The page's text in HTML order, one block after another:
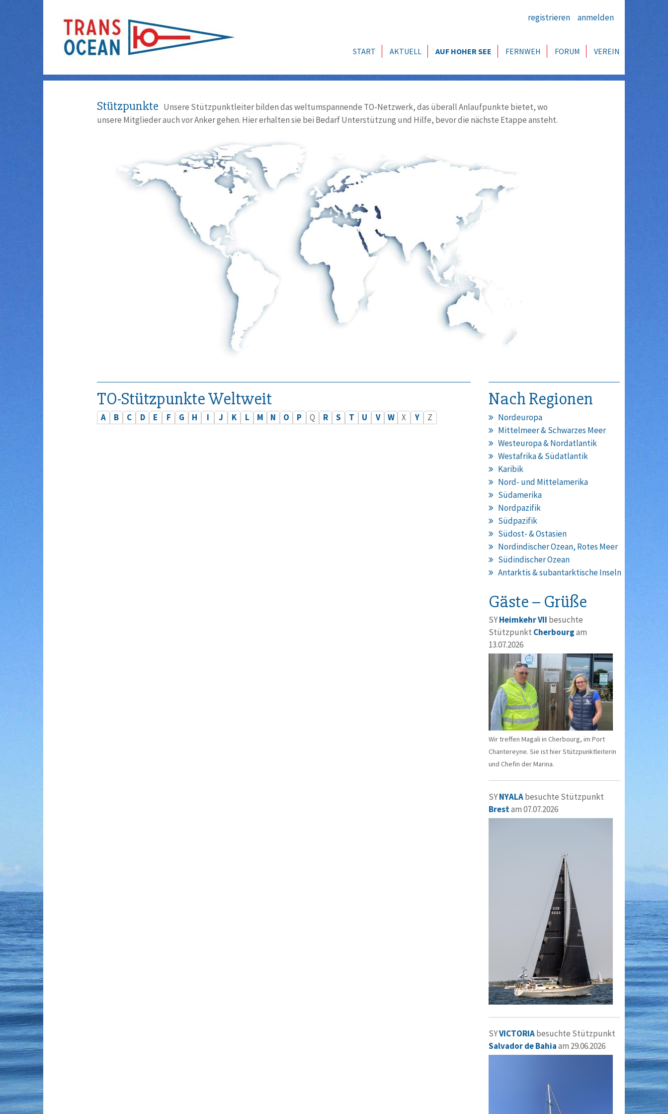
registrieren anmelden
START AKTUELL AUF HOHER SEE FERNWEH FORUM VEREIN
Stützpunkte Unsere Stützpunktleiter bilden das weltumspannende TO-Netzwerk, das überall Anlaufpunkte bietet, wo
unsere Mitglieder auch vor Anker gehen. Hier erhalten sie bei Bedarf Unterstützung und Hilfe, bevor die nächste Etappe ansteht.
TO-Stützpunkte Weltweit
A B C D E F G H I J K L M N O P Q R S T U V W X Y Z
Nach Regionen
Nordeuropa
Mittelmeer & Schwarzes Meer
Westeuropa & Nordatlantik
Westafrika & Südatlantik
Karibik
Nord- und Mittelamerika
Südamerika
Nordpazifik
Südpazifik
Südost- & Ostasien
Nordindischer Ozean, Rotes Meer
Südindischer Ozean
Antarktis & subantarktische Inseln
Gäste – Grüße
SYHeimkehr VII besuchte
Stützpunkt Cherbourgam
13.07.2026
Wir treffen Magali in Cherbourg, im Port
Chantereyne. Sie ist hier Stützpunktleiterin
und Chefin der Marina.
SYNYALAbesuchte Stützpunkt
Brestam 07.07.2026
SYVICTORIAbesuchte Stützpunkt
Salvador de Bahiaam 29.06.2026